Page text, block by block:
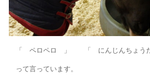
「 ペロペロ 」 「 にんじんちょうだ
って言っています。